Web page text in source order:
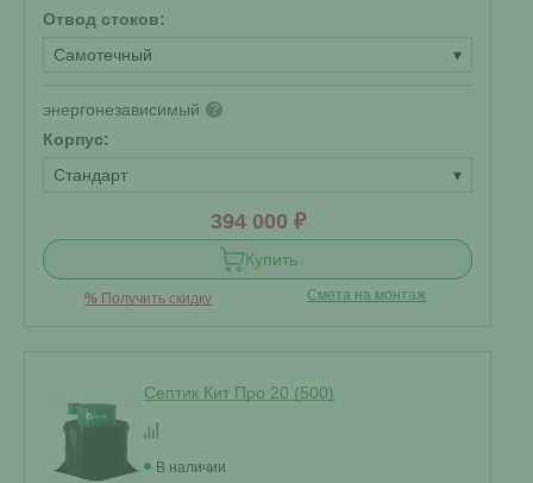
Отвод стоков:
Самотечный
▾
энергонезависимый ?
Корпус:
Стандарт
▾
394 000 ₽
Купить
% Получить скидку Смета на монтаж
Септик Кит Про 20 (500)
В наличии